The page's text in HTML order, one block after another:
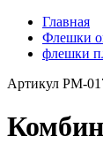
Главная
Флешки
флешки
Артикул PM-